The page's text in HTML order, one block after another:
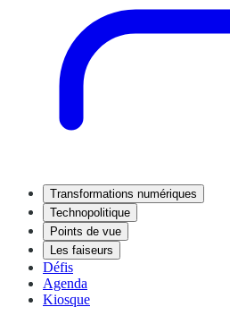
Transformations numériques
Technopolitique
Points de vue
Les faiseurs
Défis
Agenda
Kiosque